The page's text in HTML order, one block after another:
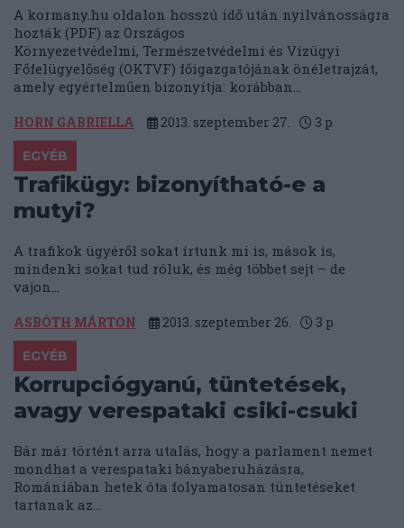
A kormany.hu oldalon hosszú idő után nyilvánosságra
hozták (PDF) az Országos
Környezetvédelmi, Természetvédelmi és Vízügyi
Főfelügyelőség (OKTVF) főigazgatójának önéletrajzát,
amely egyértelműen bizonyítja: korábban...
HORN GABRIELLA 2013. szeptember 27. 3 p
EGYÉB
Trafikügy: bizonyítható-e a
mutyi?
A trafikok ügyéről sokat írtunk mi is, mások is,
mindenki sokat tud róluk, és még többet sejt – de
vajon...
ASBÓTH MÁRTON 2013. szeptember 26. 3 p
EGYÉB
Korrupciógyanú, tüntetések,
avagy verespataki csiki-csuki
Bár már történt arra utalás, hogy a parlament nemet
mondhat a verespataki bányaberuházásra,
Romániában hetek óta folyamatosan tüntetéseket
tartanak az...